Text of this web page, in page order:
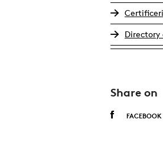
Directory
Share on
FACEBOOK